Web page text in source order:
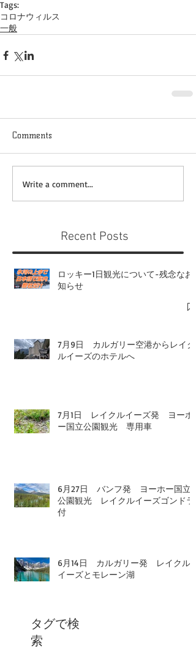
Tags:
コロナウィルス
一般
Comments
Write a comment...
Recent Posts
ロッキー1日観光について-残念なお
知らせ
7月9日 カルガリー空港からレイク
ルイーズのホテルへ
7月1日 レイクルイーズ発 ヨーホ
ー国立公園観光 専用車
6月27日 バンフ発 ヨーホー国立
公園観光 レイクルイーズゴンドラ
付
6月14日 カルガリー発 レイクル
イーズとモレーン湖
タグで検
索